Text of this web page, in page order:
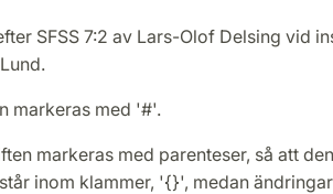
SFSS 7:2 av Lars-Olof Delsing vid
markeras med '#'.
markeras med parenteser, så att den
inom klammer, '{}', medan